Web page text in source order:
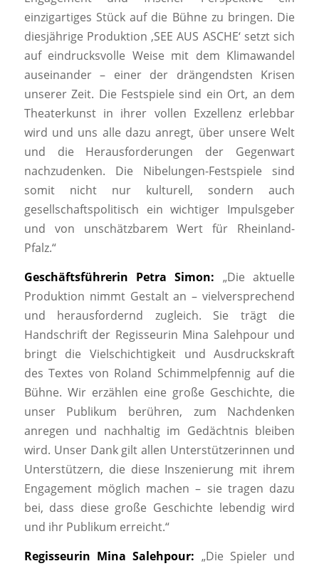
einzigartiges Stück auf die Bühne zu bringen. Die
diesjährige Produktion ‚SEE AUS ASCHE‘ setzt sich
auf eindrucksvolle Weise mit dem Klimawandel
auseinander – einer der drängendsten Krisen
unserer Zeit. Die Festspiele sind ein Ort, an dem
Theaterkunst in ihrer vollen Exzellenz erlebbar
wird und uns alle dazu anregt, über unsere Welt
und die Herausforderungen der Gegenwart
nachzudenken. Die Nibelungen-Festspiele sind
somit nicht nur kulturell, sondern auch
gesellschaftspolitisch ein wichtiger Impulsgeber
und von unschätzbarem Wert für Rheinland-
Pfalz.“
Geschäftsführerin Petra Simon: „Die aktuelle
Produktion nimmt Gestalt an – vielversprechend
und herausfordernd zugleich. Sie trägt die
Handschrift der Regisseurin Mina Salehpour und
bringt die Vielschichtigkeit und Ausdruckskraft
des Textes von Roland Schimmelpfennig auf die
Bühne. Wir erzählen eine große Geschichte, die
unser Publikum berühren, zum Nachdenken
anregen und nachhaltig im Gedächtnis bleiben
wird. Unser Dank gilt allen Unterstützerinnen und
Unterstützern, die diese Inszenierung mit ihrem
Engagement möglich machen – sie tragen dazu
bei, dass diese große Geschichte lebendig wird
und ihr Publikum erreicht.“
Regisseurin Mina Salehpour: „Die Spieler und